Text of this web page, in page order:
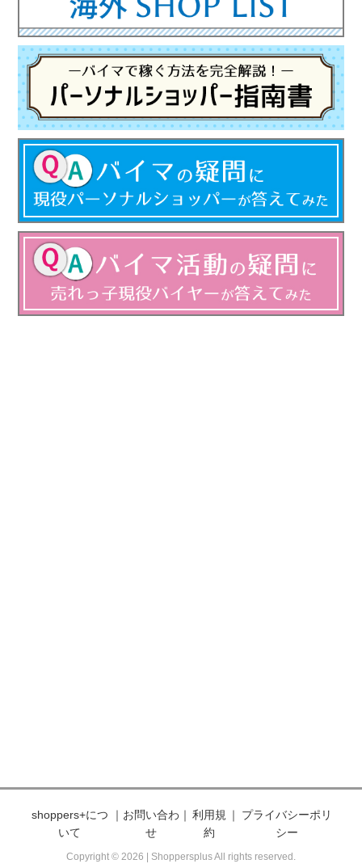
shoppers+につ
いて
｜ お問い合わ
せ
｜ 利用規
約
｜
プライバシーポリ
シー
Copyright © 2026 | Shoppersplus All rights reserved.